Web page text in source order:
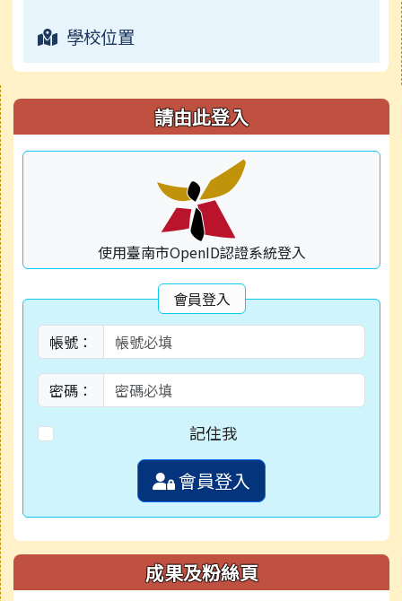
學校位置
右邊區域內容 請由此登入
使用臺南市OpenID認證系統登入
會員登入
帳號：
密碼：
記住我
會員登入
成果及粉絲頁